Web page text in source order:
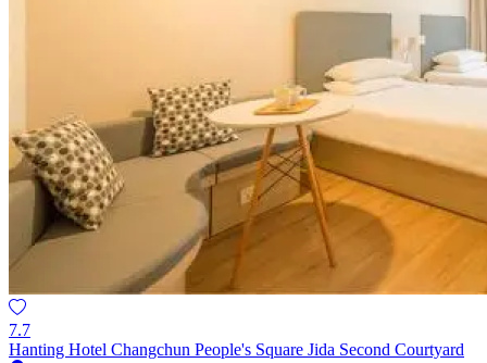
7.7
Hanting Hotel Changchun People's Square Jida Second Courtyard